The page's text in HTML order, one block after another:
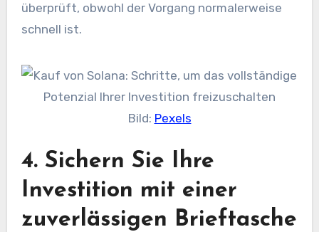
überprüft, obwohl der Vorgang normalerweise
schnell ist.
Bild: Pexels
4. Sichern Sie Ihre
Investition mit einer
zuverlässigen Brieftasche